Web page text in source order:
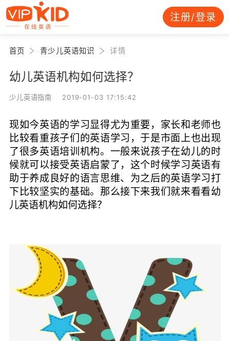
注册/登录
首页 青少儿英语知识 详情
幼儿英语机构如何选择？
少儿英语指南 2019-01-03 17:15:42
现如今英语的学习显得尤为重要，家长和老师也
比较看重孩子们的英语学习，于是市面上也出现
了很多英语培训机构。一般来说孩子在幼儿的时
候就可以接受英语启蒙了，这个时候学习英语有
助于养成良好的语言思维、为之后的英语学习打
下比较坚实的基础。那么接下来我们就来看看幼
儿英语机构如何选择？